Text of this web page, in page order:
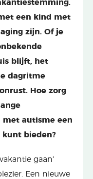
een kind met
zijn. Of je
blijft, het
dagritme
Hoe zorg
autisme een
kunt bieden?
gaan’
Een nieuwe